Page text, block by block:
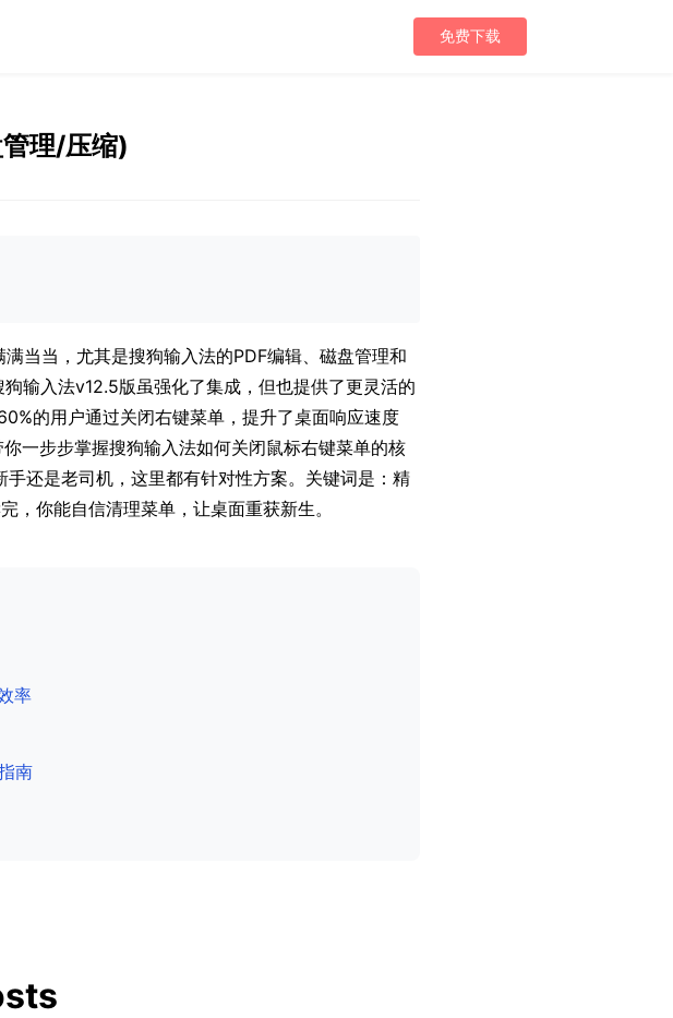
免费下载
理/压缩)
当当，尤其是搜狗输入法的PDF编辑、磁盘管理和
输入法v12.5版虽强化了集成，但也提供了更灵活的
的用户通过关闭右键菜单，提升了桌面响应速度
一步步掌握搜狗输入法如何关闭鼠标右键菜单的核
还是老司机，这里都有针对性方案。关键词是：精
，你能自信清理菜单，让桌面重获新生。
率
南